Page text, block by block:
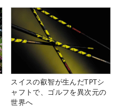
スイスの叡智が生んだTPTシ
ャフトで、ゴルフを異次元の
世界へ